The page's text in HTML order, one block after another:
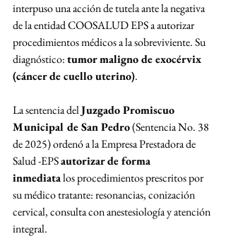
interpuso una acción de tutela ante la negativa
de la entidad COOSALUD EPS a autorizar
procedimientos médicos a la sobreviviente. Su
diagnóstico: tumor maligno de exocérvix
(cáncer de cuello uterino).
La sentencia del Juzgado Promiscuo
Municipal de San Pedro (Sentencia No. 38
de 2025) ordenó a la Empresa Prestadora de
Salud -EPS autorizar de forma
inmediata los procedimientos prescritos por
su médico tratante: resonancias, conización
cervical, consulta con anestesiología y atención
integral.